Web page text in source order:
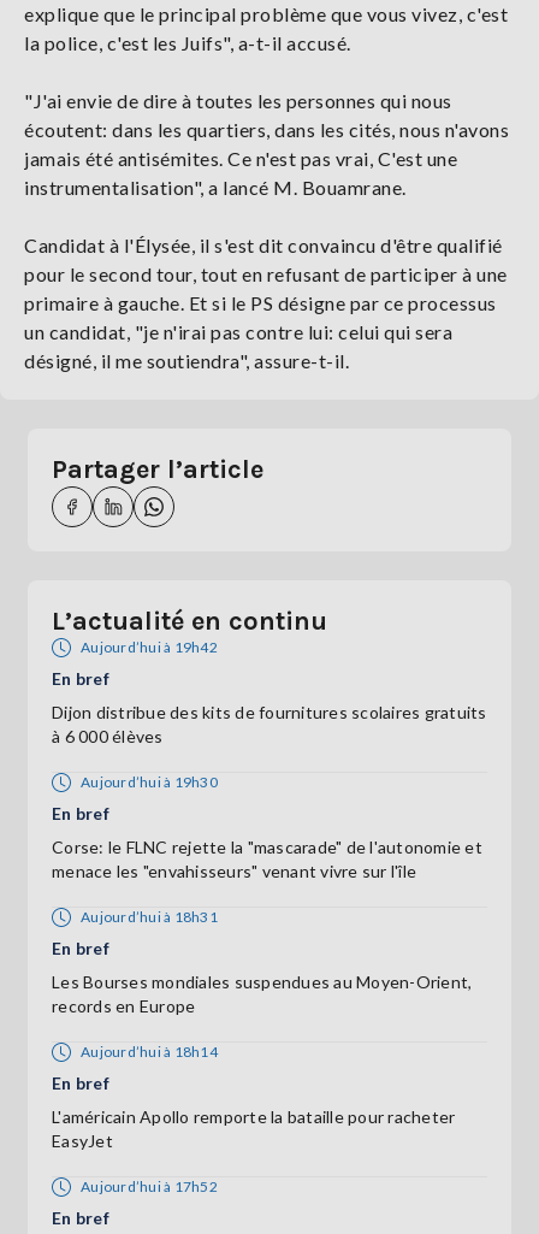
explique que le principal problème que vous vivez, c'est
la police, c'est les Juifs", a-t-il accusé.
"J'ai envie de dire à toutes les personnes qui nous
écoutent: dans les quartiers, dans les cités, nous n'avons
jamais été antisémites. Ce n'est pas vrai, C'est une
instrumentalisation", a lancé M. Bouamrane.
Candidat à l'Élysée, il s'est dit convaincu d'être qualifié
pour le second tour, tout en refusant de participer à une
primaire à gauche. Et si le PS désigne par ce processus
un candidat, "je n'irai pas contre lui: celui qui sera
désigné, il me soutiendra", assure-t-il.
Partager l’article
L’actualité en continu
Aujourd’hui à 19h42
En bref
Dijon distribue des kits de fournitures scolaires gratuits
à 6 000 élèves
Aujourd’hui à 19h30
En bref
Corse: le FLNC rejette la "mascarade" de l'autonomie et
menace les "envahisseurs" venant vivre sur l'île
Aujourd’hui à 18h31
En bref
Les Bourses mondiales suspendues au Moyen-Orient,
records en Europe
Aujourd’hui à 18h14
En bref
L'américain Apollo remporte la bataille pour racheter
EasyJet
Aujourd’hui à 17h52
En bref